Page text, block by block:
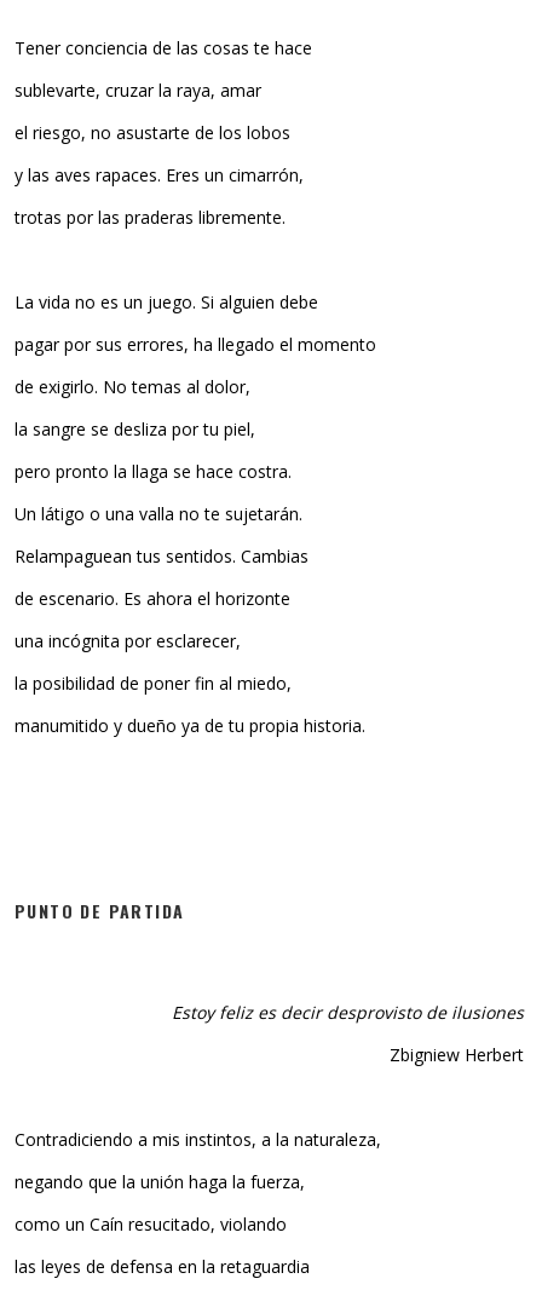
Tener conciencia de las cosas te hace
sublevarte, cruzar la raya, amar
el riesgo, no asustarte de los lobos
y las aves rapaces. Eres un cimarrón,
trotas por las praderas libremente.
La vida no es un juego. Si alguien debe
pagar por sus errores, ha llegado el momento
de exigirlo. No temas al dolor,
la sangre se desliza por tu piel,
pero pronto la llaga se hace costra.
Un látigo o una valla no te sujetarán.
Relampaguean tus sentidos. Cambias
de escenario. Es ahora el horizonte
una incógnita por esclarecer,
la posibilidad de poner fin al miedo,
manumitido y dueño ya de tu propia historia.
PUNTO DE PARTIDA
Estoy feliz es decir desprovisto de ilusiones
Zbigniew Herbert
Contradiciendo a mis instintos, a la naturaleza,
negando que la unión haga la fuerza,
como un Caín resucitado, violando
las leyes de defensa en la retaguardia